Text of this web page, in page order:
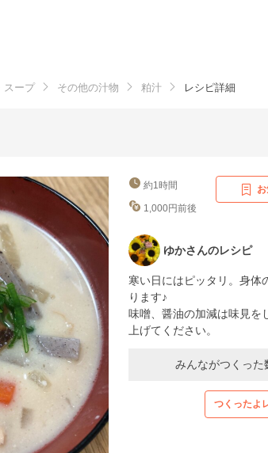
スープ その他の汁物 粕汁 レシピ詳細
約1時間
1,000円前後
ゆかさんのレシピ
寒い日にはピッタリ。身体
ります♪
味噌、醤油の加減は味見を
上げてください。
みんながつくった
つくったよ